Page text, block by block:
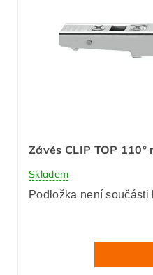
Závěs CLIP TOP
Skladem
Podložka není součásti